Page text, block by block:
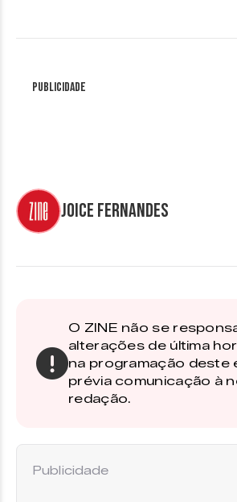
Publicidade
Joice Fernandes
O ZINE não se
alterações de última
na programação deste
prévia comunicação à
redação.
Publicidade